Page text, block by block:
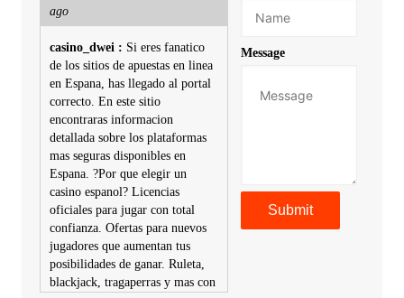
ago
casino_dwei : Si eres fanatico
de los sitios de apuestas en linea
en Espana, has llegado al portal
correcto. En este sitio
encontraras informacion
detallada sobre los plataformas
mas seguras disponibles en
Espana. ?Por que elegir un
casino espanol? Licencias
oficiales para jugar con total
confianza. Ofertas para nuevos
jugadores que aumentan tus
posibilidades de ganar. Ruleta,
blackjack, tragaperras y mas con
Message